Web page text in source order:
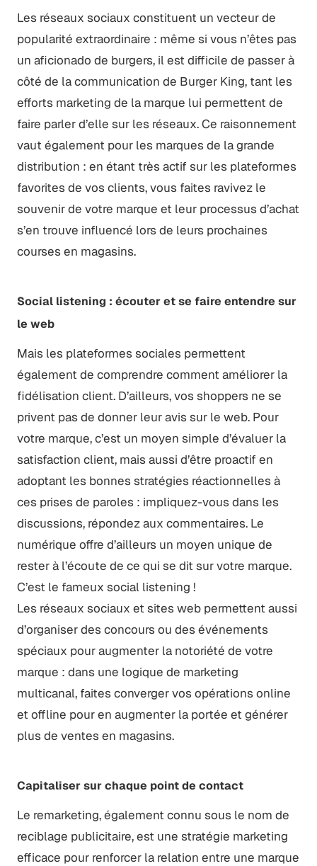
Les réseaux sociaux constituent un vecteur de
popularité extraordinaire : même si vous n’êtes pas
un aficionado de burgers, il est difficile de passer à
côté de la communication de Burger King, tant les
efforts marketing de la marque lui permettent de
faire parler d’elle sur les réseaux. Ce raisonnement
vaut également pour les marques de la grande
distribution : en étant très actif sur les plateformes
favorites de vos clients, vous faites ravivez le
souvenir de votre marque et leur processus d’achat
s’en trouve influencé lors de leurs prochaines
courses en magasins.
Social listening : écouter et se faire entendre sur
le web
Mais les plateformes sociales permettent
également de comprendre comment améliorer la
fidélisation client. D’ailleurs, vos shoppers ne se
privent pas de donner leur avis sur le web. Pour
votre marque, c’est un moyen simple d’évaluer la
satisfaction client, mais aussi d’être proactif en
adoptant les bonnes stratégies réactionnelles à
ces prises de paroles : impliquez-vous dans les
discussions, répondez aux commentaires. Le
numérique offre d’ailleurs un moyen unique de
rester à l’écoute de ce qui se dit sur votre marque.
C’est le fameux social listening !
Les réseaux sociaux et sites web permettent aussi
d’organiser des concours ou des événements
spéciaux pour augmenter la notoriété de votre
marque : dans une logique de marketing
multicanal, faites converger vos opérations online
et offline pour en augmenter la portée et générer
plus de ventes en magasins.
Capitaliser sur chaque point de contact
Le remarketing, également connu sous le nom de
reciblage publicitaire, est une stratégie marketing
efficace pour renforcer la relation entre une marque